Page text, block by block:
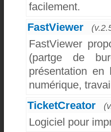
facilement.
FastViewer
FastViewer
(partge de
présentation en
numérique,
TicketCreator
Logiciel pour